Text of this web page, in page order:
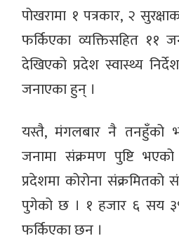
पोखरामा १ पत्रकार, २
फर्किएका व्यक्तिसहित ११
देखिएको प्रदेश स्वास्थ्य
जनाएका हुन् ।
यस्तै, मंगलबार नै तनहुँको
जनामा संक्रमण पुष्टि
प्रदेशमा कोरोना
पुगेको छ । १ हजार ६ सय
फर्किएका छन ।